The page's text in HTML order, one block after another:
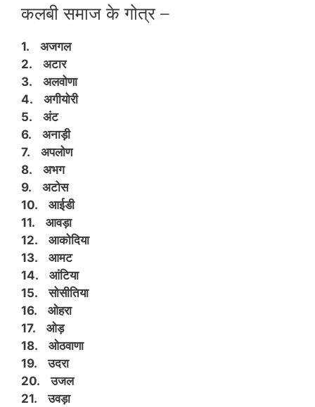
कलबी समाज के गोत्र –
1. अजगल
2. अटार
3. अलवोणा
4. अगीयोरी
5. अंट
6. अनाड़ी
7. अपलोण
8. अभग
9. अटोस
10. आईडी
11. आवड़ा
12. आकोदिया
13. आमट
14. आंटिया
15. सोसीतिया
16. ओहरा
17. ओड़
18. ओठवाणा
19. उदरा
20. उजल
21. उवड़ा